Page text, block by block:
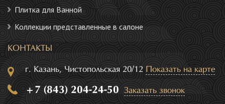
Плитка для Ванной
Коллекции представленные в салоне
КОНТАКТЫ
г. Казань, Чистопольская 20/12 Показать на карте
+7 (843) 204-24-50 Заказать звонок